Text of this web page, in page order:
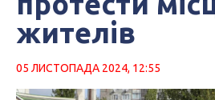
жителів
05 ЛИСТОПАДА 2024, 12:55